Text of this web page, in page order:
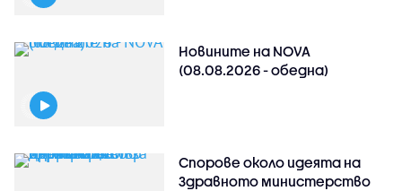
Новините на NOVA
(08.08.2026 - обедна)
Спорове около идеята на
Здравното министерство